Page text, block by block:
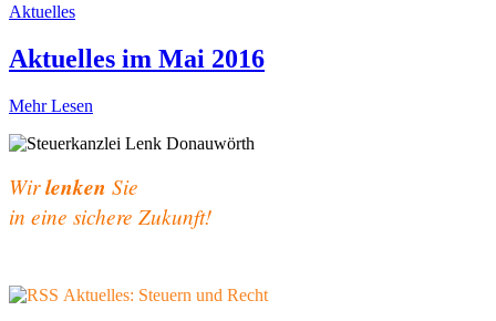
Aktuelles
Aktuelles im Mai 2016
Mehr Lesen
Wirlenken Sie
in eine sichere Zukunft!
Aktuelles: Steuern und Recht